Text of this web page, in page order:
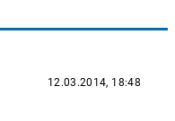
12.03.2014, 18:48